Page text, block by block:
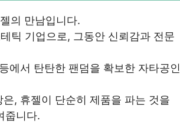
의 만남입니다.
틱 기업으로, 그동안 신뢰감과 전문
에서 탄탄한 팬덤을 확보한 자타공인
, 휴젤이 단순히 제품을 파는 것을
줍니다.